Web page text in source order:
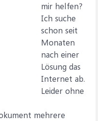
mir helfen?
Ich suche
schon seit
Monaten
nach einer
Lösung das
Internet ab.
Leider ohne
mehrere